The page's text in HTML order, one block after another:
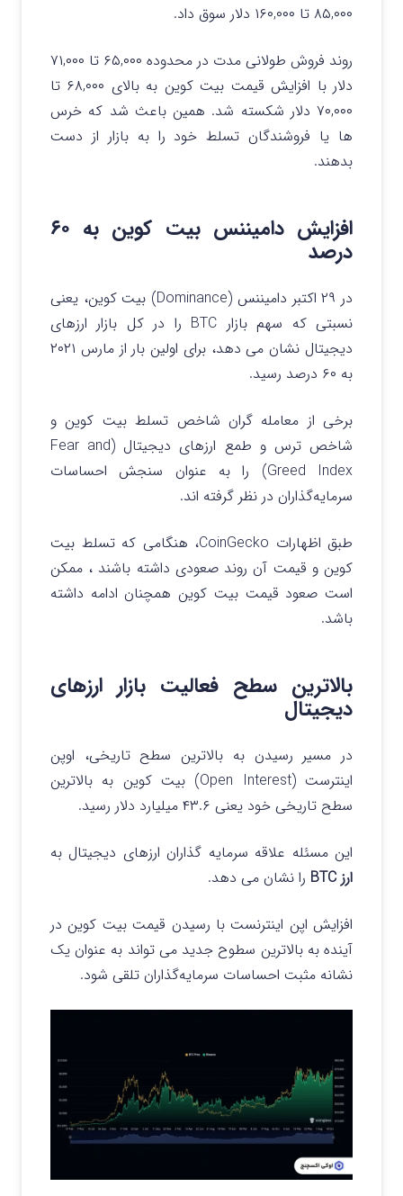
۸۵,۰۰۰ تا ۱۶۰,۰۰۰ دلار سوق داد.
روند فروش طولانی مدت در محدوده ۶۵,۰۰۰ تا ۷۱,۰۰۰
دلار با افزایش قیمت بیت کوین به بالای ۶۸,۰۰۰ تا
۷۰,۰۰۰ دلار شکسته شد. همین باعث شد که خرس
ها یا فروشندگان تسلط خود را به بازار از دست
بدهند.
افزایش دامیننس بیت کوین به ۶۰
درصد
در ۲۹ اکتبر دامیننس (Dominance) بیت کوین، یعنی
نسبتی که سهم بازار BTC را در کل بازار ارزهای
دیجیتال نشان می‌ دهد، برای اولین بار از مارس ۲۰۲۱
به ۶۰ درصد رسید.
برخی از معامله‌ گران شاخص تسلط بیت کوین و
شاخص ترس و طمع ارزهای دیجیتال (Fear and
Greed Index)
را به عنوان سنجش احساسات
سرمایه‌گذاران در نظر گرفته اند.
طبق اظهارات CoinGecko، هنگامی که تسلط بیت
کوین و قیمت آن روند صعودی داشته باشند ، ممکن
است صعود قیمت بیت کوین همچنان ادامه داشته
باشد.
بالاترین سطح فعالیت بازار ارزهای
دیجیتال
در مسیر رسیدن به بالاترین سطح تاریخی، اوپن
اینترست(Open Interest)
بیت کوین به بالاترین
سطح تاریخی خود یعنی ۴۳.۶ میلیارد دلار رسید.
این مسئله علاقه سرمایه گذاران ارزهای دیجیتال به
ارز BTC
را نشان می دهد.
افزایش اپن اینترنست با رسیدن قیمت بیت کوین در
آینده به بالاترین سطوح جدید می‌ تواند به عنوان یک
نشانه مثبت احساسات سرمایه‌گذاران تلقی شود.